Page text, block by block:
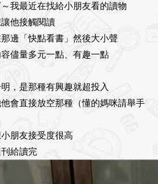
我最近在找給小朋友看的讀物
他接觸閱讀
邊「快點看書」然後大小聲
儘量多元一點、有趣一點
，是那種有興趣就超投入
會直接放空那種（懂的媽咪請舉手
朋友接受度很高
給讀完